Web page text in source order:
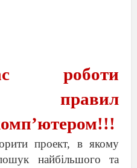
роботи
правил
проект, в якому
найбільшого та